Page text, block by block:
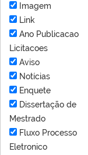
Imagem
Link
Ano Publicacao
Licitacoes
Aviso
Notícias
Enquete
Dissertação de
Mestrado
Fluxo Processo
Eletronico